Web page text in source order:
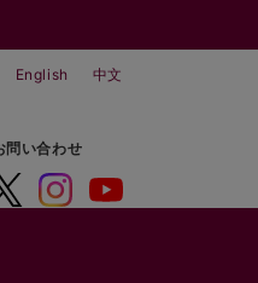
English 中文
問い合わせ